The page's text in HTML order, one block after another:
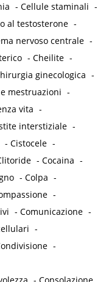
-Cellule staminali -
al testosterone -
nervoso centrale -
-Cheilite -
ginecologica -
mestruazioni -
vita -
interstiziale -
-Cistocele -
-Cocaina -
-Colpa -
-
-Comunicazione -
-
-